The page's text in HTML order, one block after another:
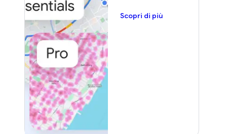
Scopri di più